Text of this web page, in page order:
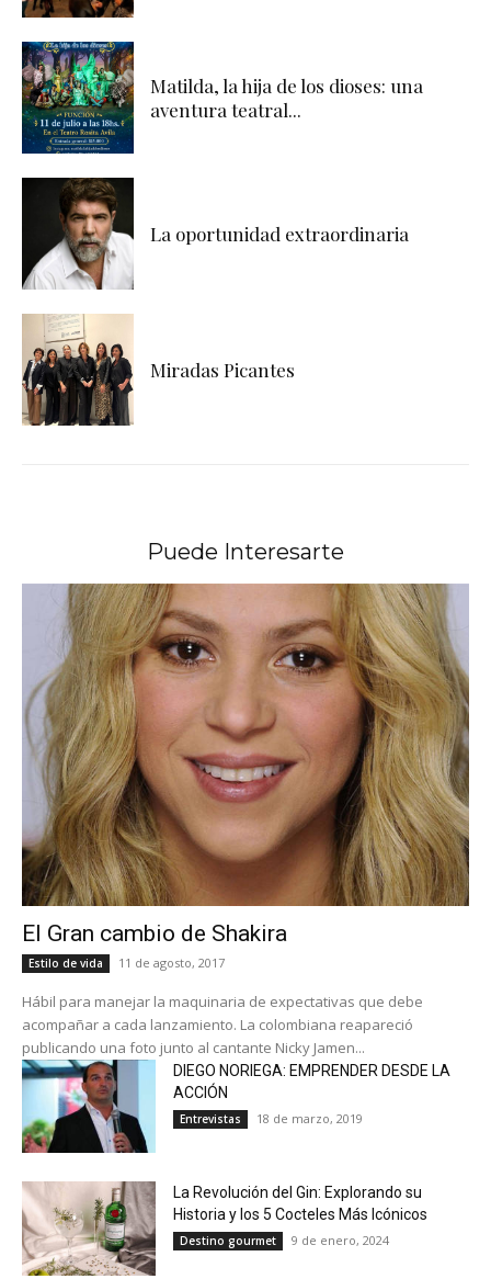
Matilda, la hija de los dioses: una
aventura teatral...
La oportunidad extraordinaria
Miradas Picantes
Puede Interesarte
El Gran cambio de Shakira
Estilo de vida 11 de agosto, 2017
Hábil para manejar la maquinaria de expectativas que debe
acompañar a cada lanzamiento. La colombiana reapareció
publicando una foto junto al cantante Nicky Jamen...
DIEGO NORIEGA: EMPRENDER DESDE LA
ACCIÓN
Entrevistas 18 de marzo, 2019
La Revolución del Gin: Explorando su
Historia y los 5 Cocteles Más Icónicos
Destino gourmet 9 de enero, 2024